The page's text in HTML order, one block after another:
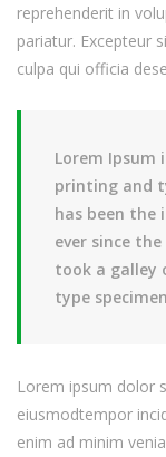
reprehenderit in
pariatur. Excepteur
culpa qui officia
Lorem
printing and
has been the
ever since
took a galley
type
Lorem ipsum dolor
eiusmodtempor
enim ad minim